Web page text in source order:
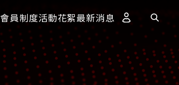
會員制度活動花絮最新消息